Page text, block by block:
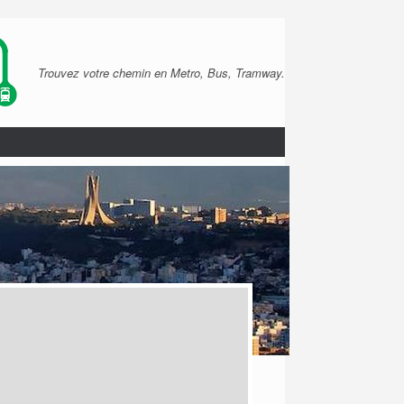
Trouvez votre chemin en Metro, Bus, Tramway.